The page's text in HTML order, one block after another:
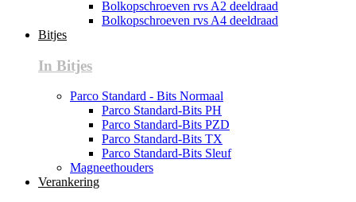
Bolkopschroeven rvs A2 deeldraad
Bolkopschroeven rvs A4 deeldraad
Bitjes
In Bitjes
Parco Standard - Bits Normaal
Parco Standard-Bits PH
Parco Standard-Bits PZD
Parco Standard-Bits TX
Parco Standard-Bits Sleuf
Magneethouders
Verankering